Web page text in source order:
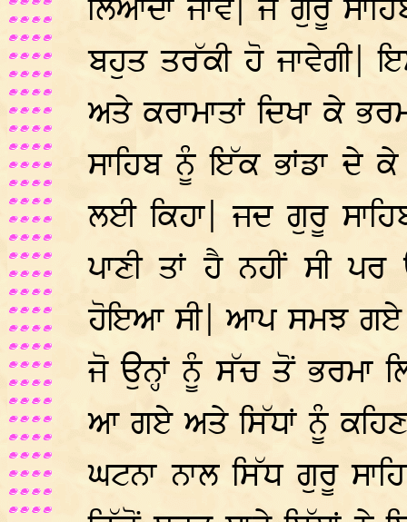
ਲਿਆਂਦਾ ਜਾਵੇ| ਜੇ ਗੁਰੂ
ਬਹੁਤ ਤਰੱਕੀ ਹੋ ਜਾਵੇਗੀ|
ਅਤੇ ਕਰਾਮਾਤਾਂ ਦਿਖਾ ਕੇ
ਸਾਹਿਬ ਨੂੰ ਇੱਕ ਭਾਂਡਾ ਦੇ
ਲਈ ਕਿਹਾ| ਜਦ ਗੁਰੂ
ਪਾਣੀ ਤਾਂ ਹੈ ਨਹੀਂ ਸੀ
ਹੋਇਆ ਸੀ| ਆਪ ਸਮਝ ਗਏ
ਜੋ ਉਨ੍ਹਾਂ ਨੂੰ ਸੱਚ ਤੋਂ ਭਰਮਾ
ਆ ਗਏ ਅਤੇ ਸਿੱਧਾਂ ਨੂੰ
ਘਟਨਾ ਨਾਲ ਸਿੱਧ ਗੁਰੂ